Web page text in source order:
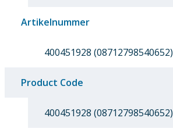
Artikelnummer
400451928 (08712798540652)
Product Code
400451928 (08712798540652)